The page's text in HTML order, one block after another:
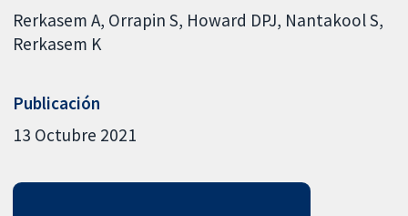
Rerkasem A Orrapin S Howard DPJ Nantakool S
Rerkasem K
Publicación
13 Octubre 2021